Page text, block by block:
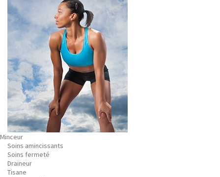
Minceur
Soins amincissants
Soins fermeté
Draineur
Tisane